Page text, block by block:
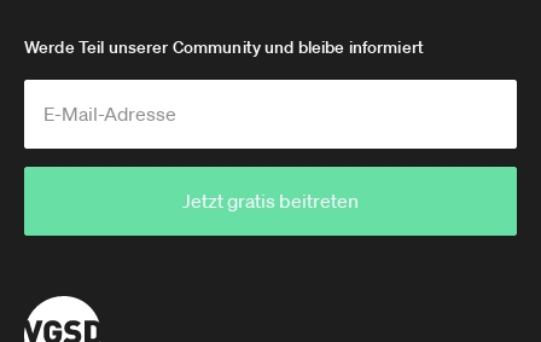
Werde Teil unserer Community und bleibe informiert
Jetzt gratis beitreten